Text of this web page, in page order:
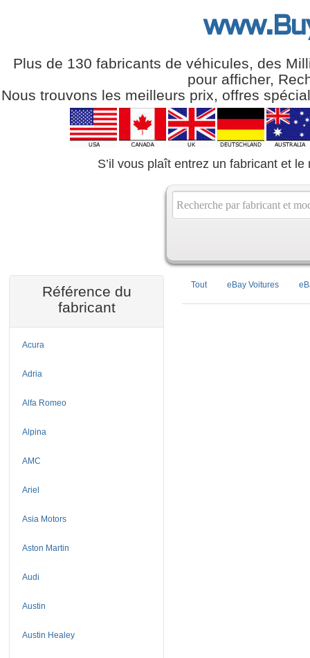
Plus de 130 fabricants de véhicules, des
pour afficher,
Nous trouvons les meilleurs prix, offres
S’il vous plaît entrez un fabricant et
Référence du
fabricant
Acura
Adria
Alfa Romeo
Alpina
AMC
Ariel
Asia Motors
Aston Martin
Audi
Austin
Austin Healey
Tout eBay Voitures